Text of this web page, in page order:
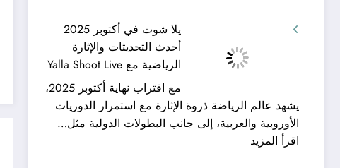
مع
شركة
جلوبال
ألفا
ترافيل
الحصول
خدمات
عفش
مريحة
وخالية
مهاراتك
الكروية
من
خلال
مشاهدة
المباريات
يلا شوت في أكتوبر 2025
أحدث التحديثات والإثارة
الرياضية مع Yalla Shoot Live
مع اقتراب نهاية أكتوبر 2025،
يشهد عالم الرياضة ذروة الإثارة مع استمرار الدوريات
الأوروبية والعربية، إلى جانب البطولات الدولية مثل…
اقرأ المزيد